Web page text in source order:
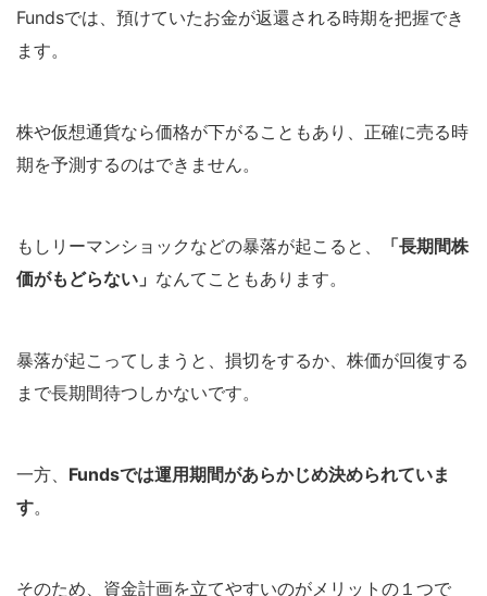
Fundsでは、預けていたお金が返還される時期を把握でき
ます。
株や仮想通貨なら価格が下がることもあり、正確に売る時
期を予測するのはできません。
もしリーマンショックなどの暴落が起こると、
「長期間株
価がもどらない」 なんてこともあります。
暴落が起こってしまうと、損切をするか、株価が回復する
まで長期間待つしかないです。
一方、 Fundsでは運用期間があらかじめ決められていま
す。
そのため、資金計画を立てやすいのがメリットの１つで